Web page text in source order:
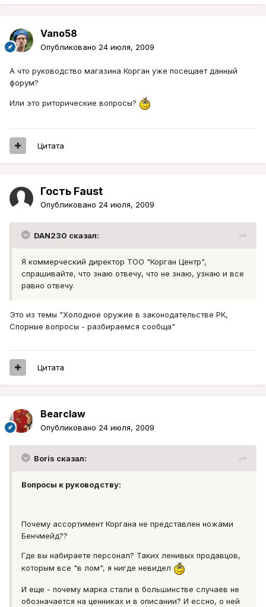
Vano58
Опубликовано 24 июля, 2009
А что руководство магазина Корган уже посещает данный
форум?
Или это риторические вопросы?
Цитата
Гость Faust
Опубликовано 24 июля, 2009
DAN230 сказал:
Я коммерческий директор ТОО "Корган Центр",
спрашивайте, что знаю отвечу, что не знаю, узнаю и все
равно отвечу.
Это из темы "Холодное оружие в законодательстве РК,
Спорные вопросы - разбираемся сообща"
Цитата
Bearclaw
Опубликовано 24 июля, 2009
Boris сказал:
Вопросы к руководству:
Почему ассортимент Коргана не представлен ножами
Бенчмейд??
Где вы набираете персонал? Таких ленивых продавцов,
которым все "в лом", я нигде невидел
И еще - почему марка стали в большинстве случаев не
обозначается на ценниках и в описании? И ессно, о ней